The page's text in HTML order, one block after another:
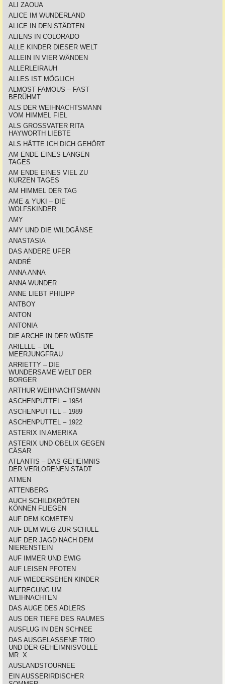
ALI ZAOUA
ALICE IM WUNDERLAND
ALICE IN DEN STÄDTEN
ALIENS IN COLORADO
ALLE KINDER DIESER WELT
ALLEIN IN VIER WÄNDEN
ALLERLEIRAUH
ALLES IST MÖGLICH
ALMOST FAMOUS – FAST
BERÜHMT
ALS DER WEIHNACHTSMANN
VOM HIMMEL FIEL
ALS GROSSVATER RITA
HAYWORTH LIEBTE
ALS HÄTTE ICH DICH GEHÖRT
AM ENDE EINES LANGEN
TAGES
AM ENDE EINES VIEL ZU
KURZEN TAGES
AM HIMMEL DER TAG
AME & YUKI – DIE
WOLFSKINDER
AMY
AMY UND DIE WILDGÄNSE
ANASTASIA
DAS ANDERE UFER
ANDRÉ
ANNA ANNA
ANNA WUNDER
ANNE LIEBT PHILIPP
ANTBOY
ANTON
ANTONIA
DIE ARCHE IN DER WÜSTE
ARIELLE – DIE
MEERJUNGFRAU
ARRIETTY – DIE
WUNDERSAME WELT DER
BORGER
ARTHUR WEIHNACHTSMANN
ASCHENPUTTEL – 1954
ASCHENPUTTEL – 1989
ASCHENPUTTEL – 1922
ASTERIX IN AMERIKA
ASTERIX UND OBELIX GEGEN
CÄSAR
ATLANTIS – DAS GEHEIMNIS
DER VERLORENEN STADT
ATMEN
ATTENBERG
AUCH SCHILDKRÖTEN
KÖNNEN FLIEGEN
AUF DEM KOMETEN
AUF DEM WEG ZUR SCHULE
AUF DER JAGD NACH DEM
NIERENSTEIN
AUF IMMER UND EWIG
AUF LEISEN PFOTEN
AUF WIEDERSEHEN KINDER
AUFREGUNG UM
WEIHNACHTEN
DAS AUGE DES ADLERS
AUS DER TIEFE DES RAUMES
AUSFLUG IN DEN SCHNEE
DAS AUSGELASSENE TRIO
UND DER GEHEIMNISVOLLE
MR. X
AUSLANDSTOURNEE
EIN AUSSERIRDISCHER